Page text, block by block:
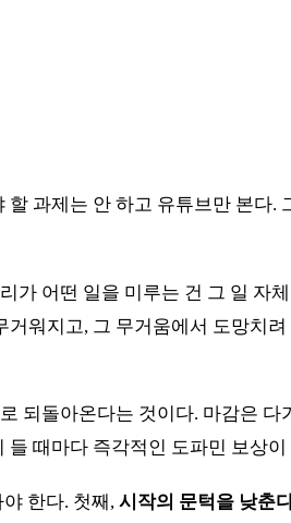
과제는 안 하고 유튜브만 본다
가 어떤 일을 미루는 건 그 일 자
워지고, 그 무거움에서 도망치
되돌아온다는 것이다. 마감은
때마다 즉각적인 도파민 보상
야 한다. 첫째, 시작의 문턱을 낮춘